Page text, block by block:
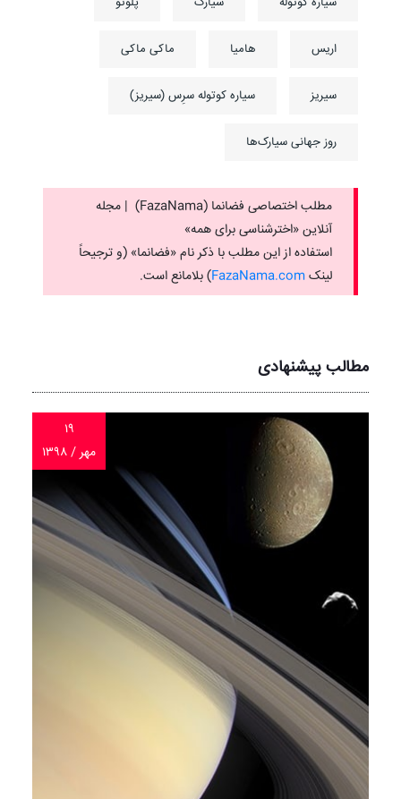
اریس هامیا ماکی ماکی
سیریز سیاره کوتوله سرِس (سیریز)
روز جهانی سیارک‌ها
مطلب اختصاصی فضانما (FazaNama) | مجله
آنلاین «اخترشناسی برای همه»
استفاده از این مطلب با ذکر نام «فضانما» (و ترجیحاً
لینک ‌FazaNama.com) بلامانع است.
مطالب پیشنهادی
۱۹
مهر / ۱۳۹۸